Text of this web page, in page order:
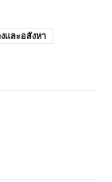
และอสังหา